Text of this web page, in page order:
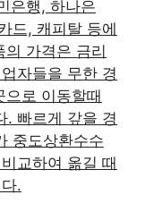
은행, 하나은
드, 캐피탈 등에
가격은 금리
자들을 무한 경
로 이동할때
. 빠르게 갚을 경
중도상환수수
교하여 옮길 때
.